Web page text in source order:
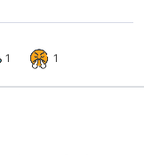
1 1